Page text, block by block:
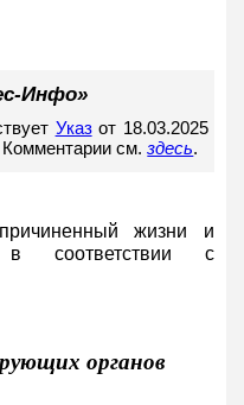
Инфо»
Указот 18.03.2025
см.здесь.
жизни и
в соответствии с
органов